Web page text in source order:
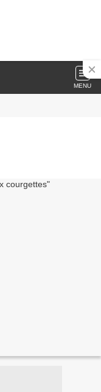
MENU